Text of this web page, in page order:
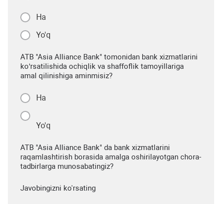
Ha
Yo'q
ATB "Asia Alliance Bank" tomonidan bank xizmatlarini
ko‘rsatilishida ochiqlik va shaffoflik tamoyillariga
amal qilinishiga aminmisiz?
Ha
Yo'q
ATB "Asia Alliance Bank" da bank xizmatlarini
raqamlashtirish borasida amalga oshirilayotgan chora-
tadbirlarga munosabatingiz?
Javobingizni ko'rsating